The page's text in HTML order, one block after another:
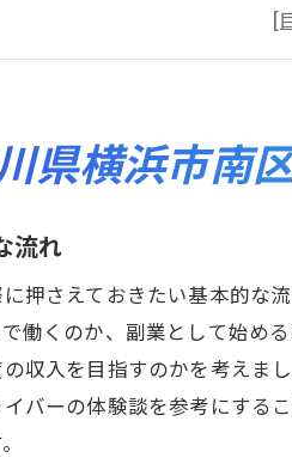
初めての配送ルートの選び方
地域特有の配送ニーズを理解
始める前に知っておきたい地
ての方でも安心！軽貨物配
キャリアパスと成長機会を考
未経験でも高収入を目指すに
同僚とのコミュニケーション
軽貨物配送業界の現状と未来
県横浜市南
流れ
押さえておきたい基本的な
働くのか、副業として始め
収入を目指すのかを考えま
バーの体験談を参考にする